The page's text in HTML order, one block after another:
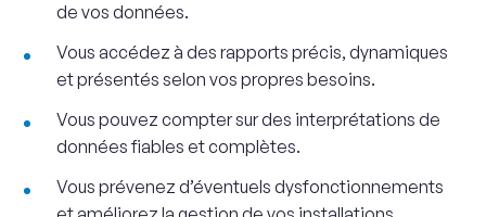
de vos données.
Vous accédez à des rapports précis, dynamiques
et présentés selon vos propres besoins.
Vous pouvez compter sur des interprétations de
données fiables et complètes.
Vous prévenez d’éventuels dysfonctionnements